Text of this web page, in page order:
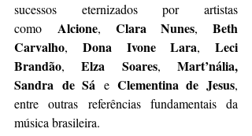
sucessos eternizados por artistas
como Alcione, Clara Nunes, Beth
Carvalho, Dona Ivone Lara, Leci
Brandão, Elza Soares, Mart’nália,
Sandra de Sá e Clementina de Jesus,
entre outras referências fundamentais da
música brasileira.